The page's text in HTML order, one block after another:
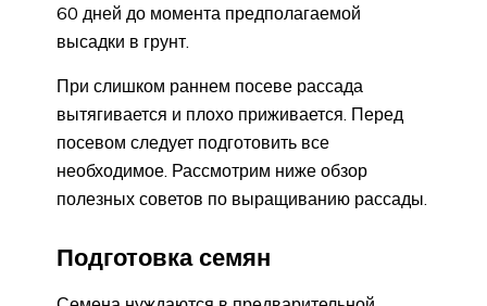
60 дней до момента предполагаемой
высадки в грунт.
При слишком раннем посеве рассада
вытягивается и плохо приживается. Перед
посевом следует подготовить все
необходимое. Рассмотрим ниже обзор
полезных советов по выращиванию рассады.
Подготовка семян